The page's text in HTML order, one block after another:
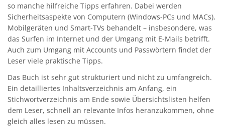
so manche hilfreiche Tipps erfahren. Dabei werden
Sicherheitsaspekte von Computern (Windows-PCs und MACs),
Mobilgeräten und Smart-TVs behandelt – insbesondere, was
das Surfen im Internet und der Umgang mit E-Mails betrifft.
Auch zum Umgang mit Accounts und Passwörtern findet der
Leser viele praktische Tipps.
Das Buch ist sehr gut strukturiert und nicht zu umfangreich.
Ein detailliertes Inhaltsverzeichnis am Anfang, ein
Stichwortverzeichnis am Ende sowie Übersichtslisten helfen
dem Leser, schnell an relevante Infos heranzukommen, ohne
gleich alles lesen zu müssen.